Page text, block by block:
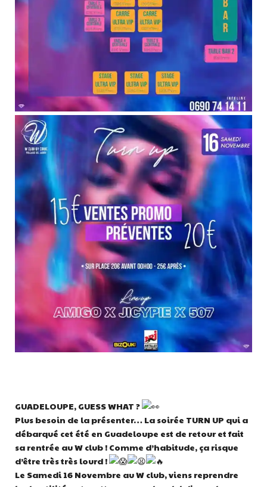
GUADELOUPE, GUESS WHAT ?
Plus besoin de la présenter… La soirée TURN UP qui a
débarqué cet été en Guadeloupe est de retour et fait
sa rentrée au W club ! Comme d’habitude, ça risque
d’être très très lourd !
Le Samedi 16 Novembre au W club, viens reprendre